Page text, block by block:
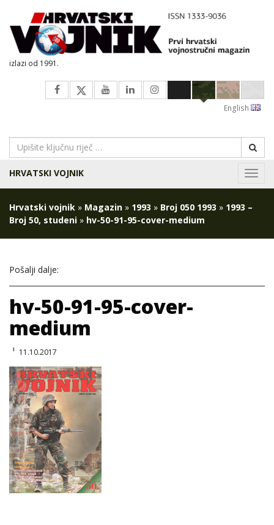
izlazi od 1991.
English
HRVATSKI VOJNIK
Hrvatski vojnik » Magazin » 1993 » Broj 050 1993 » 1993 –
Broj 50, studeni » hv-50-91-95-cover-medium
Pošalji dalje:
hv-50-91-95-cover-
medium
11.10.2017